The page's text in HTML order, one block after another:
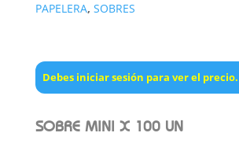
PAPELERA, SOBRES
Debes iniciar sesión para ver el precio.
SOBRE MINI X 100 UN